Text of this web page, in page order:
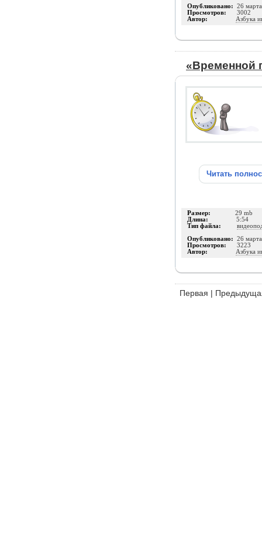
Опубликовано: 26
Просмотров: 3002
Автор: Азбука
«Временной
Читать
Размер: 29 mb
Длина: 5:54
Тип файла:
Опубликовано: 26
Просмотров: 3223
Автор: Азбука
Первая |